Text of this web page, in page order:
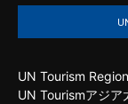
UN Tourism
UN Tourismアジア